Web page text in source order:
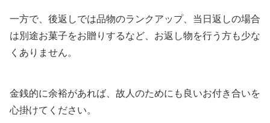
一方で、後返しでは品物のランクアップ、当日返しの場合
は別途お菓子をお贈りするなど、お返し物を行う方も少な
くありません。
金銭的に余裕があれば、故人のためにも良いお付き合いを
心掛けてください。